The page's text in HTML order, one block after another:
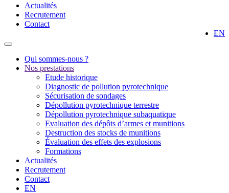
Actualités
Recrutement
Contact
EN
Qui sommes-nous ?
Nos prestations
Etude historique
Diagnostic de pollution pyrotechnique
Sécurisation de sondages
Dépollution pyrotechnique terrestre
Dépollution pyrotechnique subaquatique
Evaluation des dépôts d’armes et munitions
Destruction des stocks de munitions
Évaluation des effets des explosions
Formations
Actualités
Recrutement
Contact
EN